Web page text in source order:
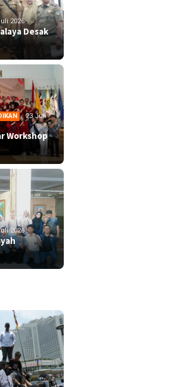
2026
Desak
23 Juli
Workshop
2026